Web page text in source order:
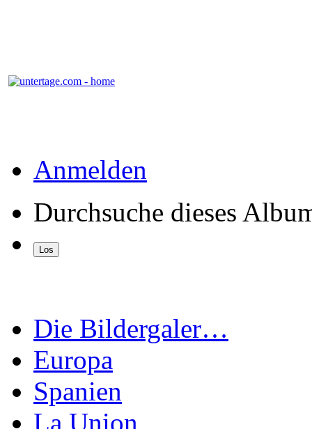
Anmelden
Durchsuche dieses
Die Bildergaler…
Europa
Spanien
La Union